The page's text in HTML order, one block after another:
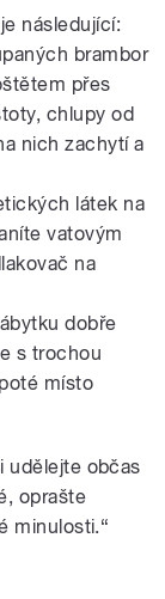
následující:
brambor
přes
chlupy od
nich zachytí a
látek na
vatovým
na
dobře
s trochou
místo
udělejte občas
oprašte
minulosti.“